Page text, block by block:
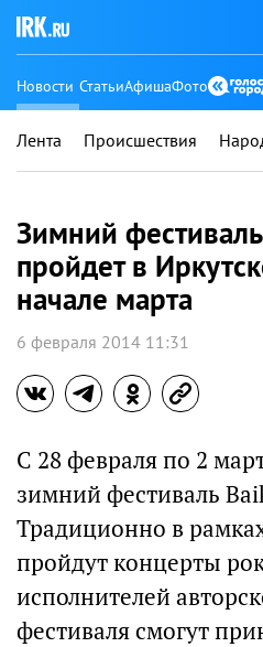
Новости СтатьиАфишаФото
Лента Происшествия
Зимний
пройдет в
начале марта
6 февраля 2014 11:31
С 28 февраля по 2
зимний фестиваль
Традиционно в
пройдут концерты
исполнителей
фестиваля смогут